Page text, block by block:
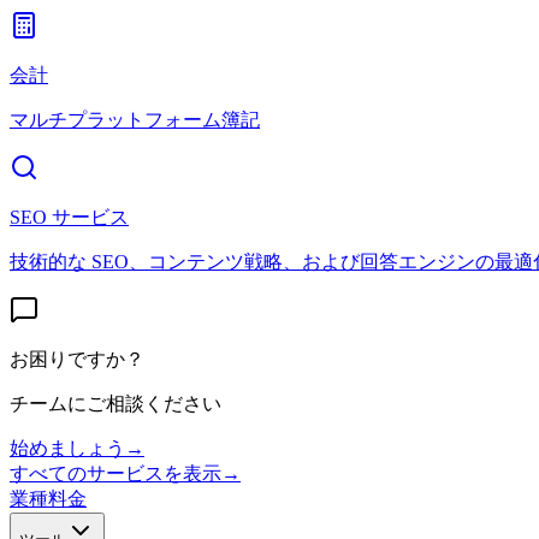
会計
マルチプラットフォーム簿記
SEO サービス
技術的な SEO、コンテンツ戦略、および回答エンジンの最適
お困りですか？
チームにご相談ください
始めましょう →
すべてのサービスを表示→
業種料金